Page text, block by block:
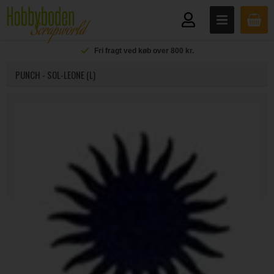
Fri fragt ved køb over 800 kr.
PUNCH - SOL-LEONE (L)